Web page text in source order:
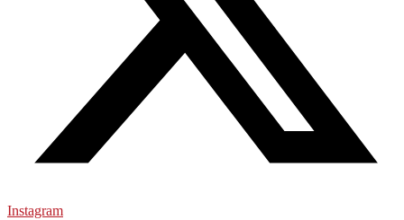
Instagram